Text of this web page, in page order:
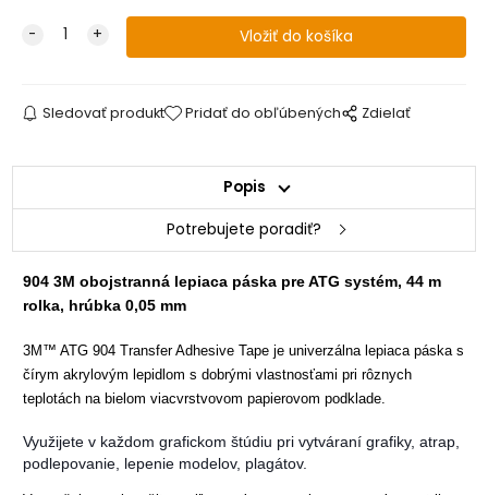
Sledovať produkt Pridať do obľúbených Zdielať
Popis
Potrebujete poradiť?
904 3M obojstranná lepiaca páska pre ATG systém, 44 m
rolka, hrúbka 0,05 mm
3M™ ATG 904 Transfer Adhesive Tape je univerzálna lepiaca páska s
čírym akrylovým lepidlom s dobrými vlastnosťami pri rôznych
teplotách na bielom viacvrstvovom papierovom podklade.
Využijete v každom grafickom štúdiu pri vytváraní grafiky, atrap,
podlepovanie, lepenie modelov, plagátov.